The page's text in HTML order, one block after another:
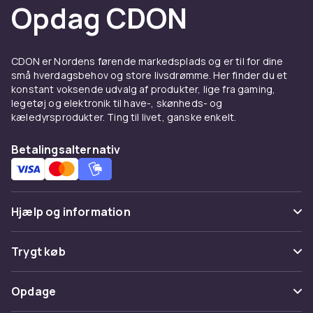
Komplettér medgødningog
Køb redskaber hos CDON
Hos CDON finder du redskaber til plænen fra
kendte mærker med hurtig levering.
Opdag CDON
CDON er Nordens førende markedsplads og er til for dine
små hverdagsbehov og store livsdrømme. Her finder du et
konstant voksende udvalg af produkter, lige fra gaming,
legetøj og elektronik til have-, skønheds- og
kæledyrsprodukter. Ting til livet, ganske enkelt.
Betalingsalternativ
Hjælp og information
Ofte stillede spørgsmål
Spor pakke
Fortryd & returner her
Trygt køb
Betaling
Opdage